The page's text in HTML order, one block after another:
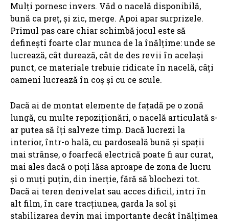
Mulți pornesc invers. Văd o nacelă disponibilă,
bună ca preț, și zic, merge. Apoi apar surprizele.
Primul pas care chiar schimbă jocul este să
definești foarte clar munca de la înălțime: unde se
lucrează, cât durează, cât de des revii în același
punct, ce materiale trebuie ridicate în nacelă, câți
oameni lucrează în coș și cu ce scule.
Dacă ai de montat elemente de fațadă pe o zonă
lungă, cu multe repoziționări, o nacelă articulată s-
ar putea să îți salveze timp. Dacă lucrezi la
interior, într-o hală, cu pardoseală bună și spații
mai strânse, o foarfecă electrică poate fi aur curat,
mai ales dacă o poți lăsa aproape de zona de lucru
și o muți puțin, din inerție, fără să blochezi tot.
Dacă ai teren denivelat sau acces dificil, intri în
alt film, în care tracțiunea, garda la sol și
stabilizarea devin mai importante decât înălțimea